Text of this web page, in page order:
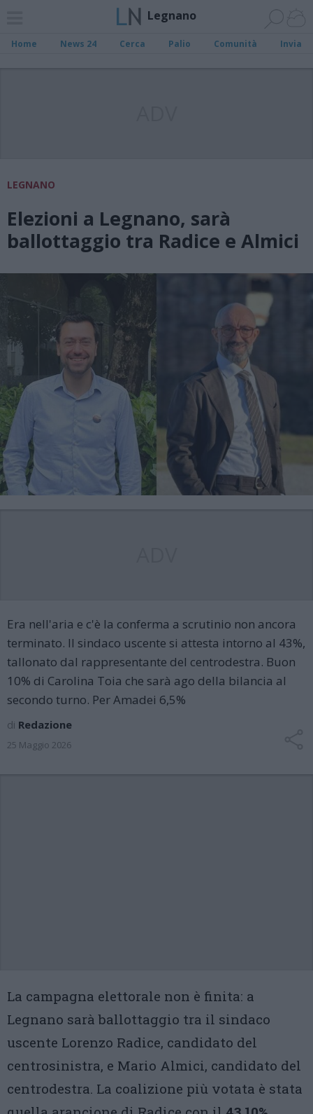
Legnano
Home News 24 Cerca Palio Comunità Invia
LEGNANO
Elezioni a Legnano, sarà
ballottaggio tra Radice e Almici
Era nell'aria e c'è la conferma a scrutinio non ancora
terminato. Il sindaco uscente si attesta intorno al 43%,
tallonato dal rappresentante del centrodestra. Buon
10% di Carolina Toia che sarà ago della bilancia al
secondo turno. Per Amadei 6,5%
di Redazione
25 Maggio 2026
La campagna elettorale non è finita: a
Legnano sarà ballottaggio tra il sindaco
uscente Lorenzo Radice, candidato del
centrosinistra, e Mario Almici, candidato del
centrodestra. La coalizione più votata è stata